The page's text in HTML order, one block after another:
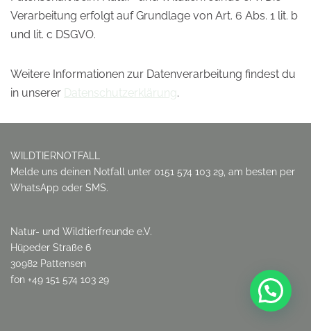
Verarbeitung erfolgt auf Grundlage von Art. 6 Abs. 1 lit. b
und lit. c DSGVO.
Weitere Informationen zur Datenverarbeitung findest du
in unserer Datenschutzerklärung .
WILDTIERNOTFALL
Melde uns deinen Notfall unter 0151 574 103 29, am besten per
WhatsApp oder SMS.
Natur- und Wildtierfreunde e.V.
Hüpeder Straße 6
30982 Pattensen
fon +49 151 574 103 29